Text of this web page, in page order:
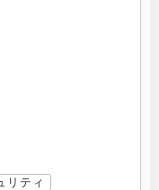
リティ